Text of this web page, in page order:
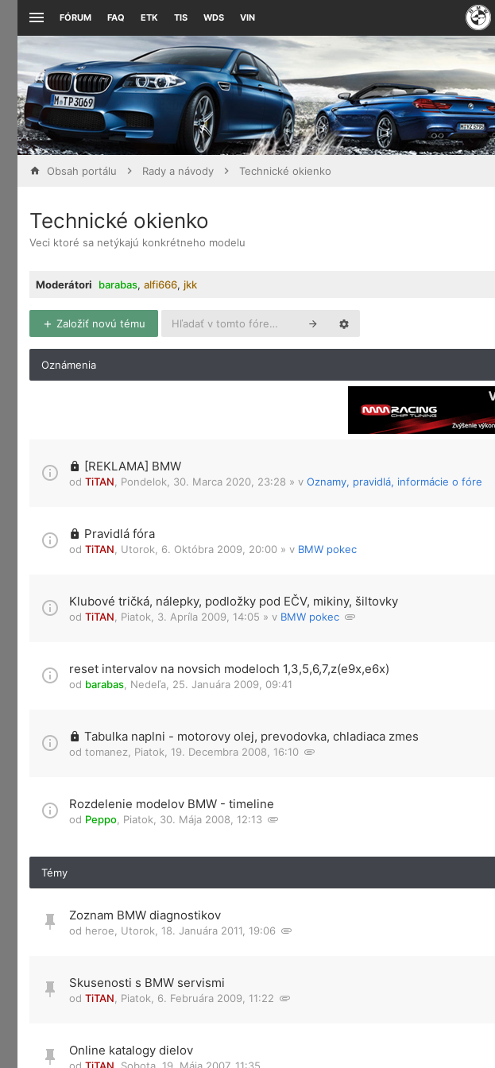
FÓRUM FAQ ETK TIS WDS VIN
Obsah portálu Rady a návody Technické okienko
Technické okienko
Veci ktoré sa netýkajú konkrétneho modelu
Moderátori barabas, alfi666, jkk
Založiť novú tému
Oznámenia
[REKLAMA] BMW
od TiTAN Pondelok, 30. Marca 2020, 23:28 » v Oznamy, pravidlá, informácie o fóre
Pravidlá fóra
od TiTAN Utorok, 6. Októbra 2009, 20:00 » v BMW pokec
Klubové tričká, nálepky, podložky pod EČV, mikiny, šiltovky
od TiTAN Piatok, 3. Apríla 2009, 14:05 » v BMW pokec
reset intervalov na novsich modeloch 1,3,5,6,7,z(e9x,e6x)
od barabas Nedeľa, 25. Januára 2009, 09:41
Tabulka naplni - motorovy olej, prevodovka, chladiaca zmes
od tomanez Piatok, 19. Decembra 2008, 16:10
Rozdelenie modelov BMW - timeline
od Peppo Piatok, 30. Mája 2008, 12:13
Témy
Zoznam BMW diagnostikov
od heroe Utorok, 18. Januára 2011, 19:06
Skusenosti s BMW servismi
od TiTAN Piatok, 6. Februára 2009, 11:22
Online katalogy dielov